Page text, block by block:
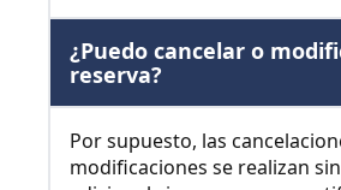
¿Puedo cancelar o
reserva?
Por supuesto, las
modificaciones se realizan